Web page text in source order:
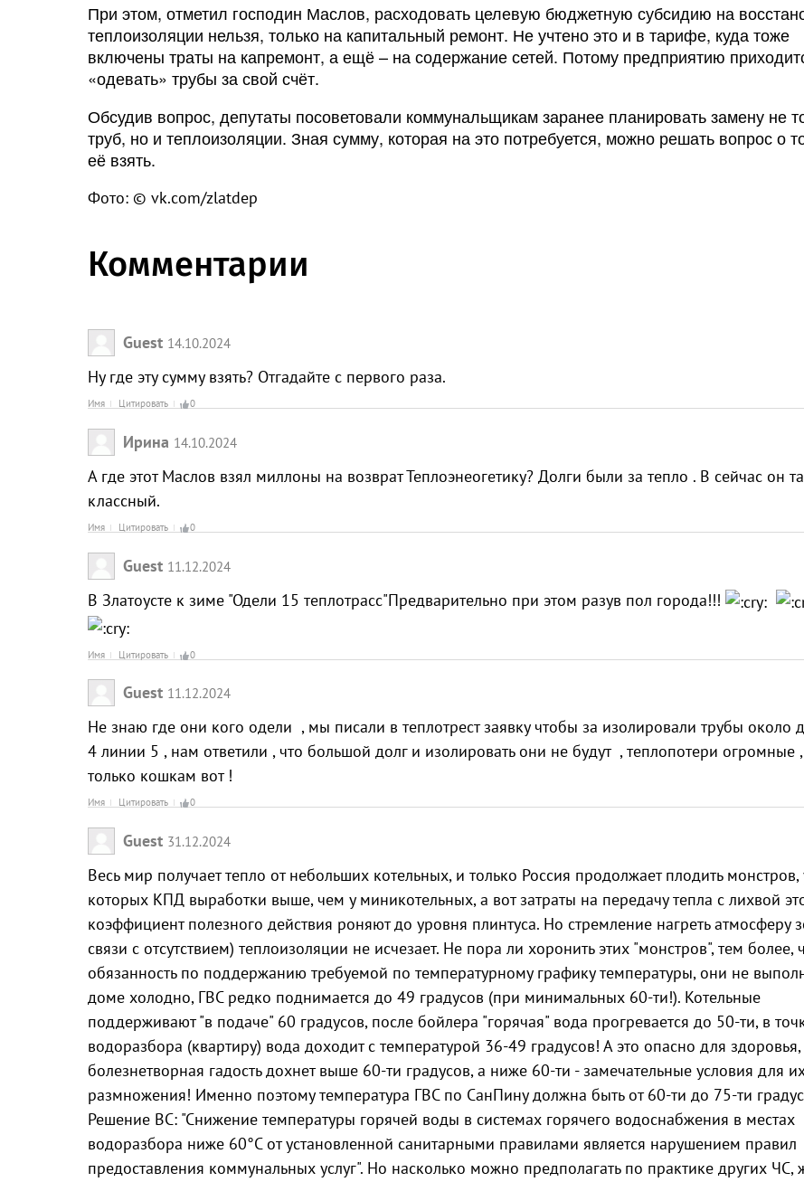
При этом, отметил господин Маслов, расходовать целевую бюджетную субсидию на
теплоизоляции нельзя, только на капитальный ремонт. Не учтено это и в тарифе, куда тоже
включены траты на капремонт, а ещё – на содержание сетей. Потому предприятию
«одевать» трубы за свой счёт.
Обсудив вопрос, депутаты посоветовали коммунальщикам заранее планировать замену не
труб, но и теплоизоляции. Зная сумму, которая на это потребуется, можно решать вопрос о
её взять.
Фото: © vk.com/zlatdep
Комментарии
Guest 14.10.2024
Ну где эту сумму взять? Отгадайте с первого раза.
Имя Цитировать 0
Ирина 14.10.2024
А где этот Маслов взял миллоны на возврат Теплоэнеогетику? Долги были за тепло . В сейчас он
классный.
Имя Цитировать 0
Guest 11.12.2024
В Златоусте к зиме "Одели 15 теплотрасс"Предварительно при этом разув пол города!!!
Имя Цитировать 0
Guest 11.12.2024
Не знаю где они кого одели , мы писали в теплотрест заявку чтобы за изолировали трубы около
4 линии 5 , нам ответили , что большой долг и изолировать они не будут , теплопотери огромные
только кошкам вот !
Имя Цитировать 0
Guest 31.12.2024
Весь мир получает тепло от небольших котельных, и только Россия продолжает плодить монстров,
которых КПД выработки выше, чем у миникотельных, а вот затраты на передачу тепла с лихвой
коэффициент полезного действия роняют до уровня плинтуса. Но стремление нагреть атмосферу
связи с отсутствием) теплоизоляции не исчезает. Не пора ли хоронить этих "монстров", тем более,
обязанность по поддержанию требуемой по температурному графику температуры, они не
доме холодно, ГВС редко поднимается до 49 градусов (при минимальных 60-ти!). Котельные
поддерживают "в подаче" 60 градусов, после бойлера "горячая" вода прогревается до 50-ти, в
водоразбора (квартиру) вода доходит с температурой 36-49 градусов! А это опасно для здоровья,
болезнетворная гадость дохнет выше 60-ти градусов, а ниже 60-ти - замечательные условия для
размножения! Именно поэтому температура ГВС по СанПину должна быть от 60-ти до 75-ти
Решение ВС: "Снижение температуры горячей воды в системах горячего водоснабжения в местах
водоразбора ниже 60°C от установленной санитарными правилами является нарушением правил
предоставления коммунальных услуг". Но насколько можно предполагать по практике других ЧС,